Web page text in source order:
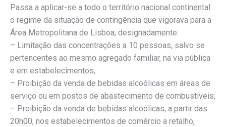
Passa a aplicar-se a todo o território nacional continental
o regime da situação de contingência que vigorava para a
Área Metropolitana de Lisboa, designadamente:
– Limitação das concentrações a 10 pessoas, salvo se
pertencentes ao mesmo agregado familiar, na via pública
e em estabelecimentos;
– Proibição da venda de bebidas alcoólicas em áreas de
serviço ou em postos de abastecimento de combustíveis;
– Proibição da venda de bebidas alcoólicas, a partir das
20h00, nos estabelecimentos de comércio a retalho,